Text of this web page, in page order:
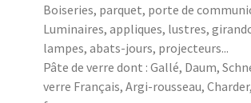
Boiseries, parquet, porte de
Luminaires, appliques, lustres,
lampes, abats-jours, projecteurs...
Pâte de verre dont : Gallé, Daum,
verre Français, Argi-rousseau,